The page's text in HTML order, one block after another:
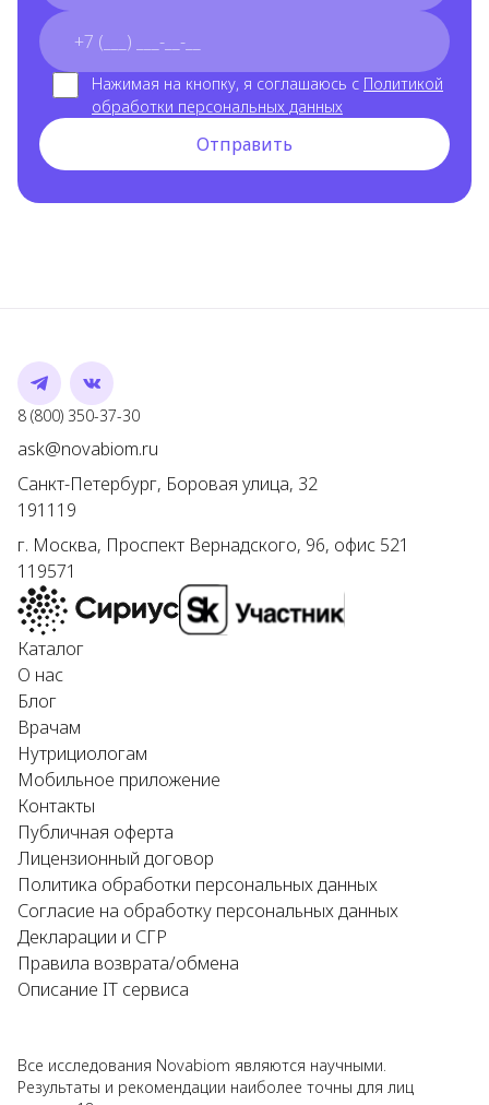
phone_number
Нажимая на кнопку, я соглашаюсь с Политикой
обработки персональных данных
Отправить
Telegram
VK
8 (800) 350-37-30Номер телефона
ask@novabiom.ru
Санкт-Петербург, Боровая улица, 32
191119
г. Москва, Проспект Вернадского, 96, офис 521
119571
Каталог
О нас
Блог
Врачам
Нутрициологам
Мобильное приложение
Контакты
Публичная оферта
Лицензионный договор
Политика обработки персональных данных
Согласие на обработку персональных данных
Декларации и СГР
Правила возврата/обмена
Описание IT сервиса
Все исследования Novabiom являются научными.
Результаты и рекомендации наиболее точны для лиц